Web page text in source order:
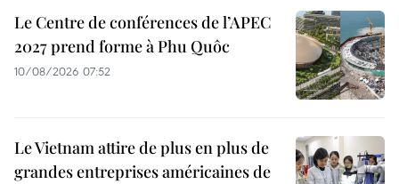
Le Centre de conférences de l’APEC
2027 prend forme à Phu Quôc
10/08/2026 07:52
Le Vietnam attire de plus en plus de
grandes entreprises américaines de